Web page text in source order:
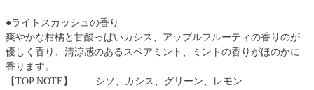
●ライトスカッシュの香り
爽やかな柑橘と甘酸っぱいカシス、アップルフルーティの香りのが
優しく香り、清涼感のあるスペアミント、ミントの香りがほのかに
香ります。
【TOP NOTE】 シソ、カシス、グリーン、レモン